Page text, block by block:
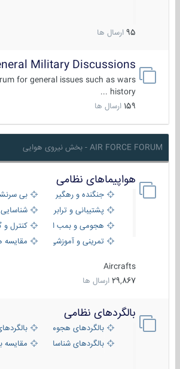
95 ارسال ها
Military Discussions
for general issues such as wars
history ...
159 ارسال ها
AIR FORCE FORUM - بخش نیروی هوایی
هواپیماهای نظامی
جنگنده و رهگیر
بی
پشتیبانی و ترابری
شناسایی
هجومی و بمب افکن
کنترل و
تمرینی و آموزشی
مقایسه
Aircrafts
29,867 ارسال ها
بالگردهای نظامی
بالگردهای هجومی
بالگردهای
بالگردهای شناسایی
مقایسه